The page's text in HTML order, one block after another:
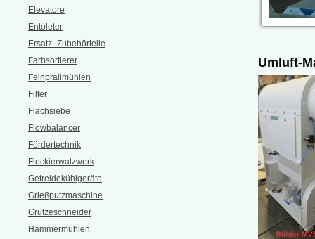
Elevatore
Entoleter
Ersatz- Zubehörteile
Farbsortierer
Feinprallmühlen
Filter
Flachsiebe
Flowbalancer
Fördertechnik
Flockierwalzwerk
Getreidekühlgeräte
Grießputzmaschine
Grützeschneider
Hammermühlen
Umluft-